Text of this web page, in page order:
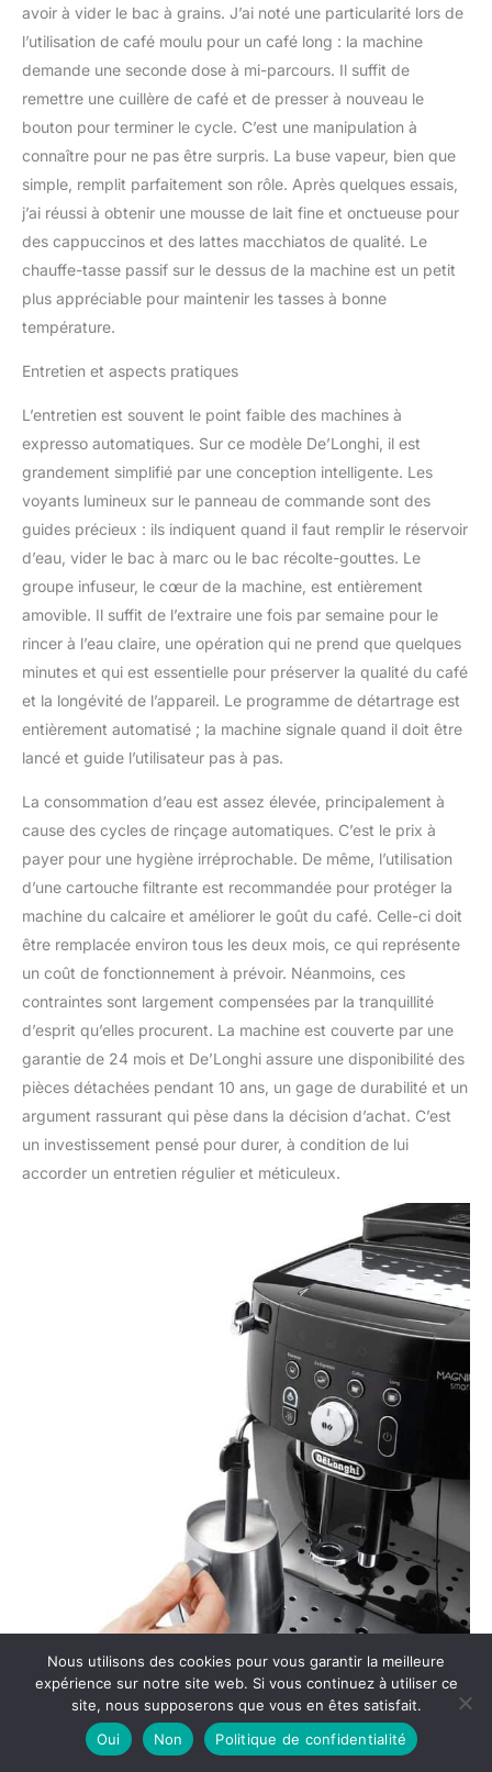
avoir à vider le bac à grains. J’ai noté une particularité lors de
l’utilisation de café moulu pour un café long : la machine
demande une seconde dose à mi-parcours. Il suffit de
remettre une cuillère de café et de presser à nouveau le
bouton pour terminer le cycle. C’est une manipulation à
connaître pour ne pas être surpris. La buse vapeur, bien que
simple, remplit parfaitement son rôle. Après quelques essais,
j’ai réussi à obtenir une mousse de lait fine et onctueuse pour
des cappuccinos et des lattes macchiatos de qualité. Le
chauffe-tasse passif sur le dessus de la machine est un petit
plus appréciable pour maintenir les tasses à bonne
température.
Entretien et aspects pratiques
L’entretien est souvent le point faible des machines à
expresso automatiques. Sur ce modèle De’Longhi, il est
grandement simplifié par une conception intelligente. Les
voyants lumineux sur le panneau de commande sont des
guides précieux : ils indiquent quand il faut remplir le réservoir
d’eau, vider le bac à marc ou le bac récolte-gouttes. Le
groupe infuseur, le cœur de la machine, est entièrement
amovible. Il suffit de l’extraire une fois par semaine pour le
rincer à l’eau claire, une opération qui ne prend que quelques
minutes et qui est essentielle pour préserver la qualité du café
et la longévité de l’appareil. Le programme de détartrage est
entièrement automatisé ; la machine signale quand il doit être
lancé et guide l’utilisateur pas à pas.
La consommation d’eau est assez élevée, principalement à
cause des cycles de rinçage automatiques. C’est le prix à
payer pour une hygiène irréprochable. De même, l’utilisation
d’une cartouche filtrante est recommandée pour protéger la
machine du calcaire et améliorer le goût du café. Celle-ci doit
être remplacée environ tous les deux mois, ce qui représente
un coût de fonctionnement à prévoir. Néanmoins, ces
contraintes sont largement compensées par la tranquillité
d’esprit qu’elles procurent. La machine est couverte par une
garantie de 24 mois et De’Longhi assure une disponibilité des
pièces détachées pendant 10 ans, un gage de durabilité et un
argument rassurant qui pèse dans la décision d’achat. C’est
un investissement pensé pour durer, à condition de lui
accorder un entretien régulier et méticuleux.
Nous utilisons des cookies pour vous garantir la meilleure
expérience sur notre site web. Si vous continuez à utiliser ce
site, nous supposerons que vous en êtes satisfait.
Oui
Non Politique de confidentialité